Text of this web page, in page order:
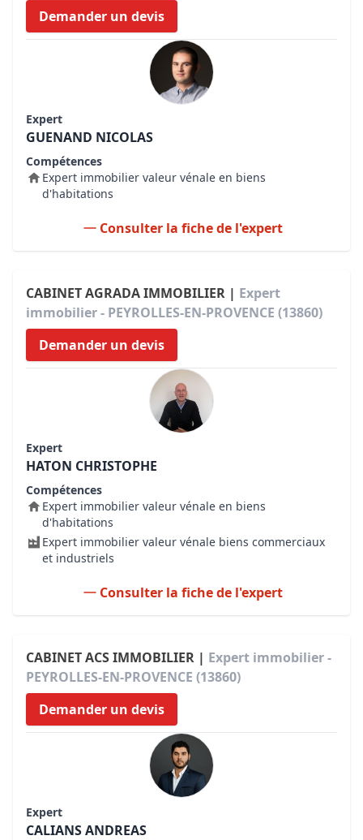
Demander un devis
Expert
GUENAND NICOLAS
Compétences
Expert immobilier valeur vénale en biens
d'habitations
Consulter la fiche de l'expert
CABINET AGRADA IMMOBILIER | Expert
immobilier - PEYROLLES-EN-PROVENCE (13860)
Demander un devis
Expert
HATON CHRISTOPHE
Compétences
Expert immobilier valeur vénale en biens
d'habitations
Expert immobilier valeur vénale biens commerciaux
et industriels
Consulter la fiche de l'expert
CABINET ACS IMMOBILIER | Expert immobilier -
PEYROLLES-EN-PROVENCE (13860)
Demander un devis
Expert
CALIANS ANDREAS